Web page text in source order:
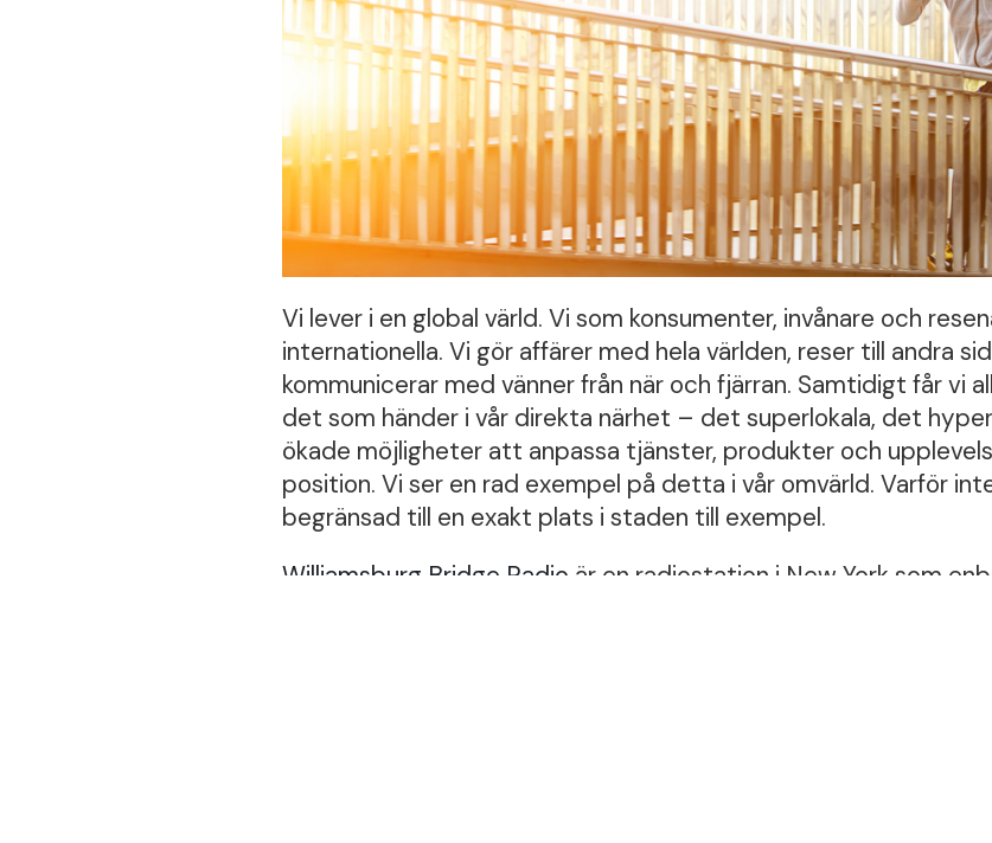
Vi lever i en global värld. Vi som konsumenter, invånare och
internationella. Vi gör affärer med hela världen, reser till andra
kommunicerar med vänner från när och fjärran. Samtidigt får vi
det som händer i vår direkta närhet – det superlokala, det
ökade möjligheter att anpassa tjänster, produkter och
position. Vi ser en rad exempel på detta i vår omvärld. Varför
begränsad till en exakt plats i staden till exempel.
Williamsburg Bridge Radio är en radiostation i New York som